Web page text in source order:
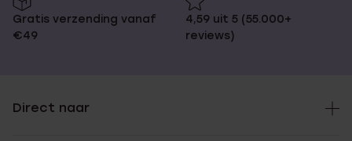
Gratis verzending vanaf
€49
4,59 uit 5 (55.000+
reviews)
Direct naar